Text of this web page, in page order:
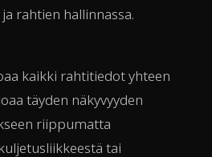
rahtien hallinnassa.
kaikki rahtitiedot yhteen
täyden näkyvyyden
riippumatta
tai